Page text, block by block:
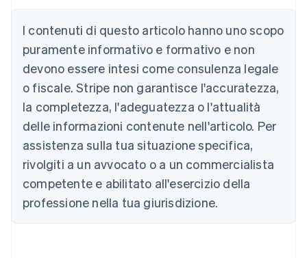
I contenuti di questo articolo hanno uno scopo
puramente informativo e formativo e non
devono essere intesi come consulenza legale
o fiscale. Stripe non garantisce l'accuratezza,
la completezza, l'adeguatezza o l'attualità
delle informazioni contenute nell'articolo. Per
assistenza sulla tua situazione specifica,
rivolgiti a un avvocato o a un commercialista
competente e abilitato all'esercizio della
professione nella tua giurisdizione.
English
DeutschEnglish
Belgio
Nederlands Français English
Brasile
PortuguêsEnglish
Bulgaria
Canada
EnglishFrançais
Cina continentale
简体中文English
Cipro